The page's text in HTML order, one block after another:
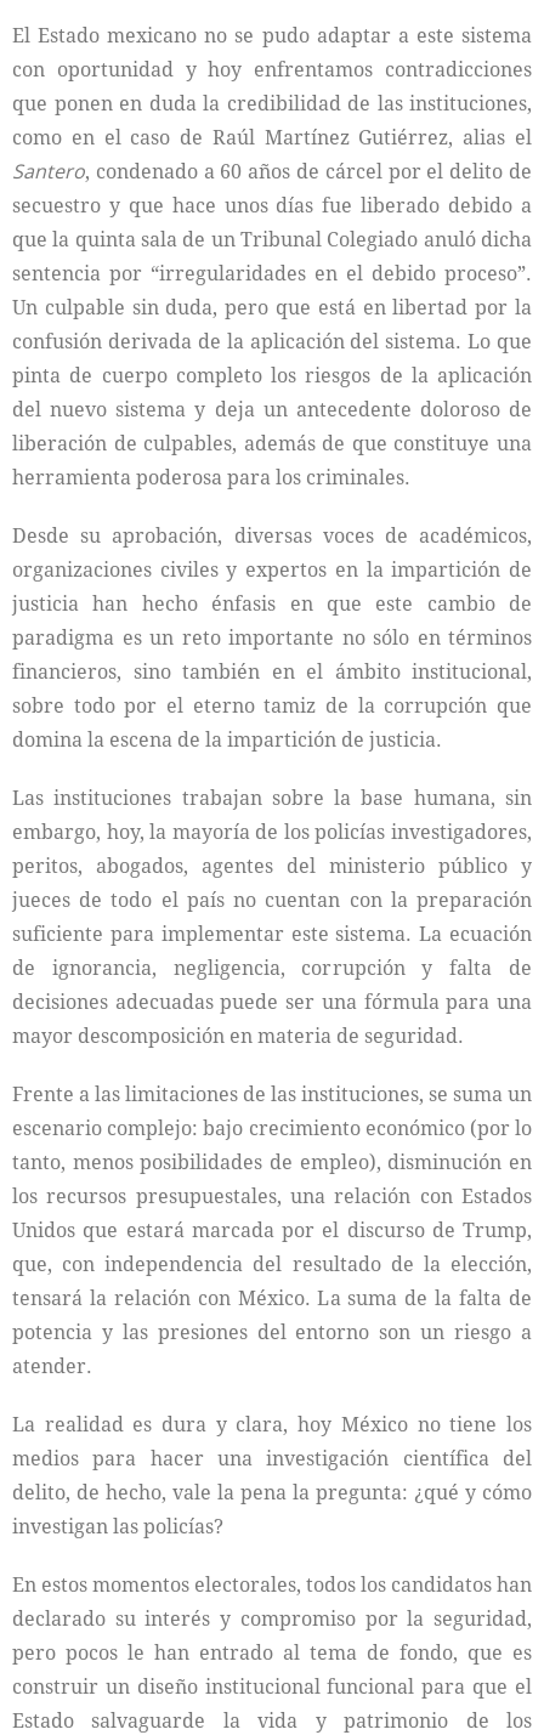
El Estado mexicano no se pudo adaptar a este sistema
con oportunidad y hoy enfrentamos contradicciones
que ponen en duda la credibilidad de las instituciones,
como en el caso de Raúl Martínez Gutiérrez, alias el
Santero, condenado a 60 años de cárcel por el delito de
secuestro y que hace unos días fue liberado debido a
que la quinta sala de un Tribunal Colegiado anuló dicha
sentencia por “irregularidades en el debido proceso”.
Un culpable sin duda, pero que está en libertad por la
confusión derivada de la aplicación del sistema. Lo que
pinta de cuerpo completo los riesgos de la aplicación
del nuevo sistema y deja un antecedente doloroso de
liberación de culpables, además de que constituye una
herramienta poderosa para los criminales.
Desde su aprobación, diversas voces de académicos,
organizaciones civiles y expertos en la impartición de
justicia han hecho énfasis en que este cambio de
paradigma es un reto importante no sólo en términos
financieros, sino también en el ámbito institucional,
sobre todo por el eterno tamiz de la corrupción que
domina la escena de la impartición de justicia.
Las instituciones trabajan sobre la base humana, sin
embargo, hoy, la mayoría de los policías investigadores,
peritos, abogados, agentes del ministerio público y
jueces de todo el país no cuentan con la preparación
suficiente para implementar este sistema. La ecuación
de ignorancia, negligencia, corrupción y falta de
decisiones adecuadas puede ser una fórmula para una
mayor descomposición en materia de seguridad.
Frente a las limitaciones de las instituciones, se suma un
escenario complejo: bajo crecimiento económico (por lo
tanto, menos posibilidades de empleo), disminución en
los recursos presupuestales, una relación con Estados
Unidos que estará marcada por el discurso de Trump,
que, con independencia del resultado de la elección,
tensará la relación con México. La suma de la falta de
potencia y las presiones del entorno son un riesgo a
atender.
La realidad es dura y clara, hoy México no tiene los
medios para hacer una investigación científica del
delito, de hecho, vale la pena la pregunta: ¿qué y cómo
investigan las policías?
En estos momentos electorales, todos los candidatos han
declarado su interés y compromiso por la seguridad,
pero pocos le han entrado al tema de fondo, que es
construir un diseño institucional funcional para que el
Estado salvaguarde la vida y patrimonio de los